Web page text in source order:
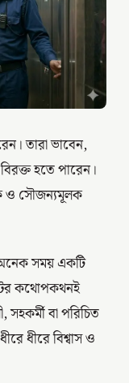
তারা ভাবেন,
হতে পারেন।
ও সৌজন্যমূলক
সময় একটি
কথোপকথনই
সহকর্মী বা পরিচিত
ধীরে বিশ্বাস ও